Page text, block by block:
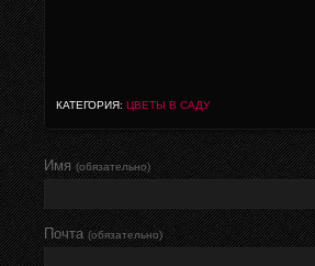
КАТЕГОРИЯ: ЦВЕТЫ В САДУ
Имя(обязательно)
Почта(обязательно)